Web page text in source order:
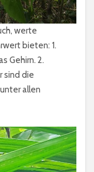
werte
bieten: 1.
Gehirn. 2.
sind die
allen